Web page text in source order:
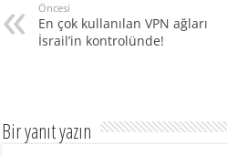
Öncesi
En çok kullanılan VPN ağları
İsrail’in kontrolünde!
Bir yanıt yazın